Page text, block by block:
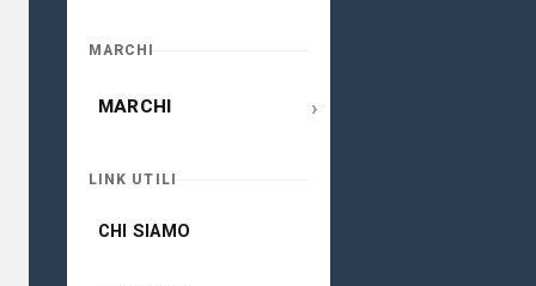
MARCHI
MARCHI ›
LINK UTILI
CHI SIAMO